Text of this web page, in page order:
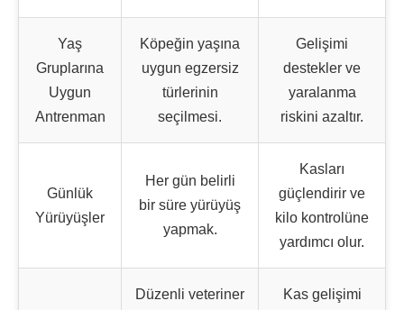
Yaş
Gruplarına
Uygun
Antrenman
Köpeğin yaşına
uygun egzersiz
türlerinin
seçilmesi.
Gelişimi
destekler ve
yaralanma
riskini azaltır.
Günlük
Yürüyüşler
Her gün belirli
bir süre yürüyüş
yapmak.
Kasları
güçlendirir ve
kilo kontrolüne
yardımcı olur.
Düzenli veteriner
Kas gelişimi